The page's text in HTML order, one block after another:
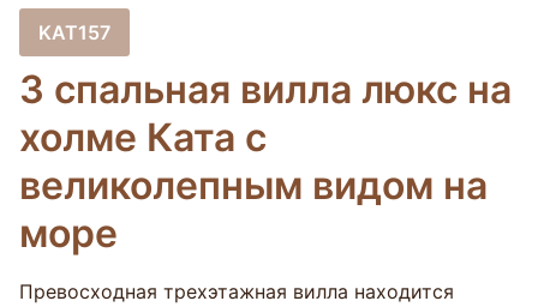
KAT157
3 спальная вилла люкс на
холме Ката с
великолепным видом на
море
Превосходная трехэтажная вилла находится